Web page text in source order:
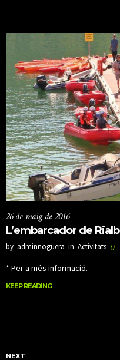
26 de maig de 2016
L’embarcador de Rialb
by adminnoguera in Activitats 0
* Per a més informació.
KEEP READING
NEXT